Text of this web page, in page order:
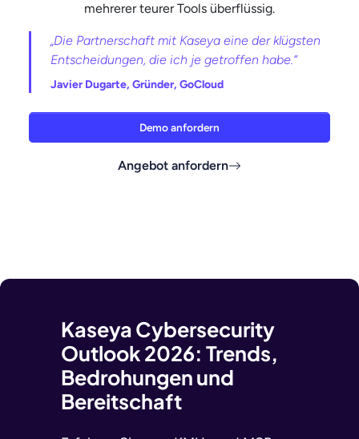
mehrerer teurer Tools überflüssig.
„Die Partnerschaft mit Kaseya eine der klügsten
Entscheidungen, die ich je getroffen habe.“
Javier Dugarte, Gründer, GoCloud
Demo anfordern
Angebot anfordern
Kaseya Cybersecurity
Outlook 2026: Trends,
Bedrohungen und
Bereitschaft